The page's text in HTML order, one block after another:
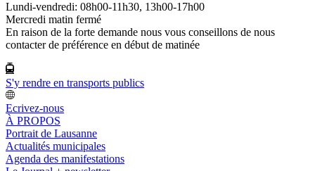
Lundi-vendredi: 08h00-11h30, 13h00-17h00
Mercredi matin fermé
En raison de la forte demande nous vous conseillons de nous
contacter de préférence en début de matinée
S'y rendre en transports publics
Ecrivez-nous
À PROPOS
Portrait de Lausanne
Actualités municipales
Agenda des manifestations